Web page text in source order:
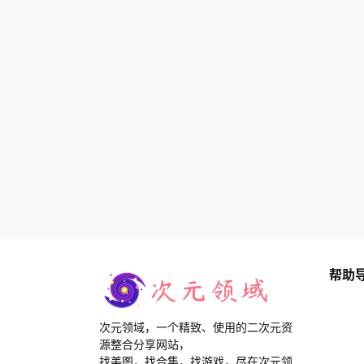
次元领域，一个精致、使用的二次元资
源整合分享网站，
帮助